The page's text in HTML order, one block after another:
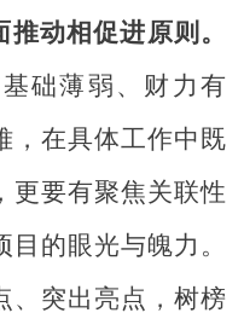
动相促进原则。
础薄弱、财力有
，在具体工作中既
更要有聚焦关联性
的眼光与魄力。
、突出亮点，树榜